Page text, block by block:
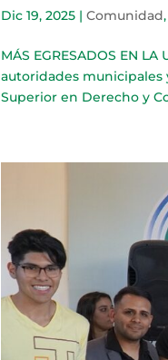
Dic 19, 2025 |Comunidad,
MÁS EGRESADOS EN
autoridades municipales
Superior en Derecho y